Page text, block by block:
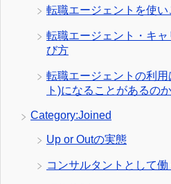
転職エージェントを使い
転職エージェント・キ
び方
転職エージェントの利
ト)になることがあるのか
Category:Joined
Up or Outの実態
コンサルタントとして働